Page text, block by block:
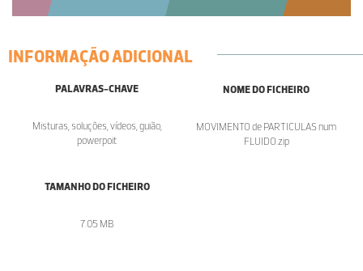
INFORMAÇÃO ADICIONAL
PALAVRAS-CHAVE
Misturas, soluções, vídeos, guião,
powerpoit
NOME DO FICHEIRO
MOVIMENTO de PARTICULAS num
FLUIDO.zip
TAMANHO DO FICHEIRO
7.05 MB